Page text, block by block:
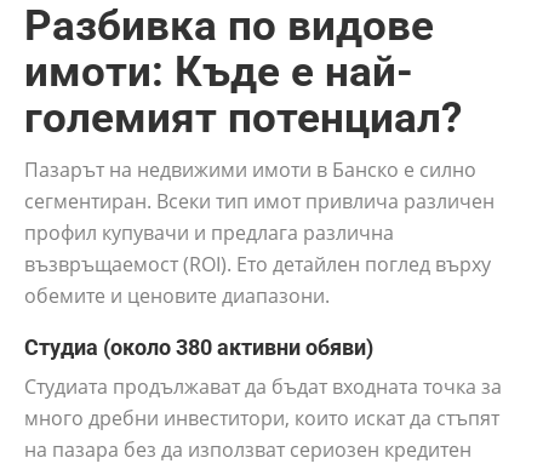
Разбивка по видове
имоти: Къде е най-
големият потенциал?
Пазарът на недвижими имоти в Банско е силно
сегментиран. Всеки тип имот привлича различен
профил купувачи и предлага различна
възвръщаемост (ROI). Ето детайлен поглед върху
обемите и ценовите диапазони.
Студиа (около 380 активни обяви)
Студиата продължават да бъдат входната точка за
много дребни инвеститори, които искат да стъпят
на пазара без да използват сериозен кредитен